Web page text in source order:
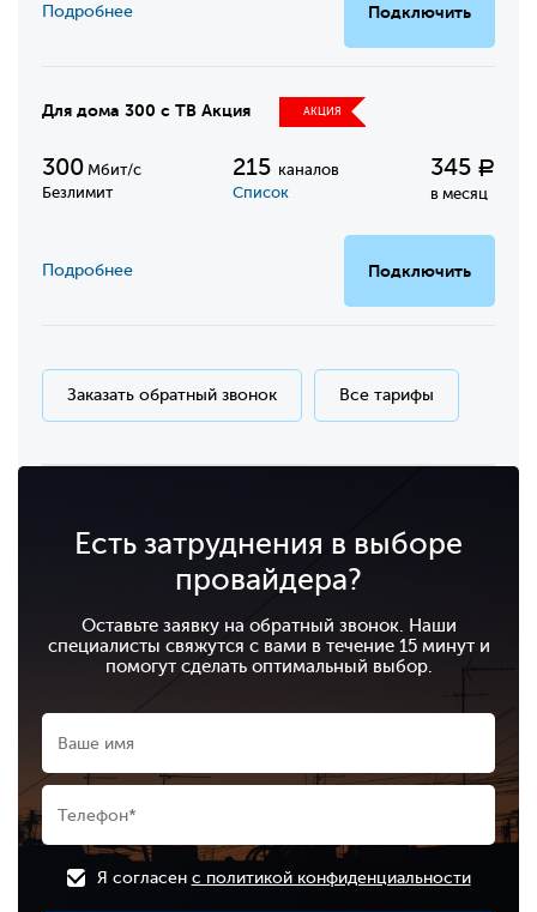
Подключить
Подробнее
Для дома 300 с ТВ Акция АКЦИЯ
300 Мбит/с
Безлимит
215 каналов
Список
345 Р
в месяц
Подключить
Подробнее
Заказать обратный звонок Все тарифы
Есть затруднения в выборе
провайдера?
Оставьте заявку на обратный звонок. Наши
специалисты свяжутся с вами в течение 15 минут и
помогут сделать оптимальный выбор.
Я согласен с политикой конфиденциальности